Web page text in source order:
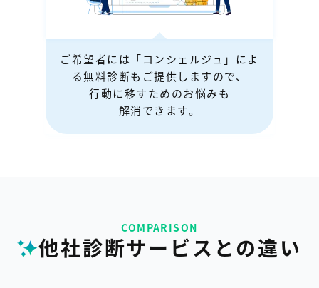
ご希望者には「コンシェルジュ」によ
る無料診断もご提供しますので、
行動に移すためのお悩みも
解消できます。
COMPARISON
他社診断サービスとの違い